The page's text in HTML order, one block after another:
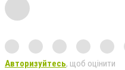
Авторизуйтесь, щоб оцінити